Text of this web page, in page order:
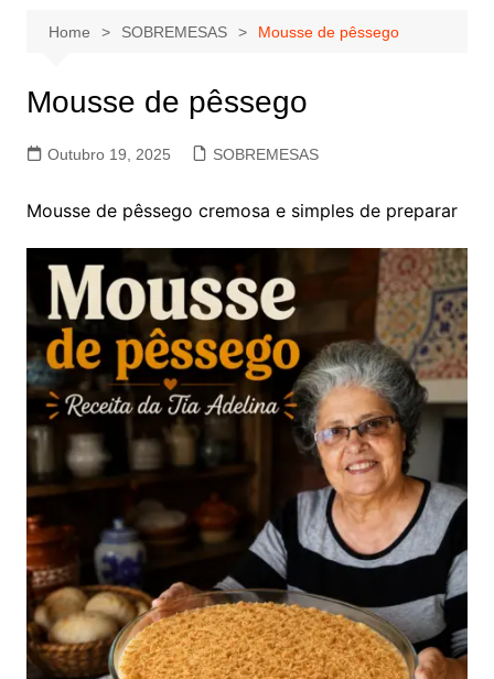
Home SOBREMESAS Mousse de pêssego
Mousse de pêssego
Outubro 19, 2025 SOBREMESAS
Mousse de pêssego cremosa e simples de preparar